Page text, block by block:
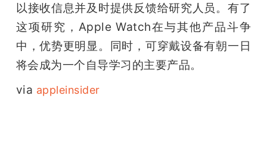
以接收信息并及时提供反馈给研究人员。有了
这项研究，Apple Watch在与其他产品斗争
中，优势更明显。同时，可穿戴设备有朝一日
将会成为一个自导学习的主要产品。
via appleinsider